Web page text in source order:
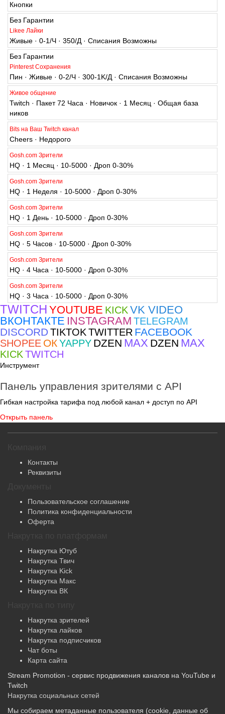
Кнопки
Без Гарантии
Likee Лайки
Живые · 0-1/Ч · 350/Д · Списания Возможны
Без Гарантии
Pinterest Сохранения
Пин · Живые · 0-2/Ч · 300-1K/Д · Списания Возможны
Живое общение
Twitch · Пакет 72 Часа · Новичок · 1 Месяц · Общая база
ников
Bits на Ваш Twitch канал
Cheers · Недорого
Gosh.com Зрители
HQ · 1 Месяц · 10-5000 · Дроп 0-30%
Gosh.com Зрители
HQ · 1 Неделя · 10-5000 · Дроп 0-30%
Gosh.com Зрители
HQ · 1 День · 10-5000 · Дроп 0-30%
Gosh.com Зрители
HQ · 5 Часов · 10-5000 · Дроп 0-30%
Gosh.com Зрители
HQ · 4 Часа · 10-5000 · Дроп 0-30%
Gosh.com Зрители
HQ · 3 Часа · 10-5000 · Дроп 0-30%
TWITCH YOUTUBE KICK VK VIDEO
ВКОНТАКТЕ INSTAGRAM TELEGRAM
DISCORD TIKTOK TWITTER FACEBOOK
SHOPEE ОКYAPPY DZEN MAX DZEN MAX
KICK TWITCH
Инструмент
Панель управления зрителями с API
Гибкая настройка тарифа под любой канал + доступ по API
Открыть панель
Контакты
Реквизиты
Пользовательское соглашение
Политика конфиденциальности
Оферта
Накрутка Ютуб
Накрутка Твич
Накрутка Kick
Накрутка Макс
Накрутка ВК
Накрутка зрителей
Накрутка лайков
Накрутка подписчиков
Чат боты
Карта сайта
Stream Promotion - сервис продвижения каналов на YouTube и
Twitch
Накрутка социальных сетей
Мы собираем метаданные пользователя (cookie, данные об